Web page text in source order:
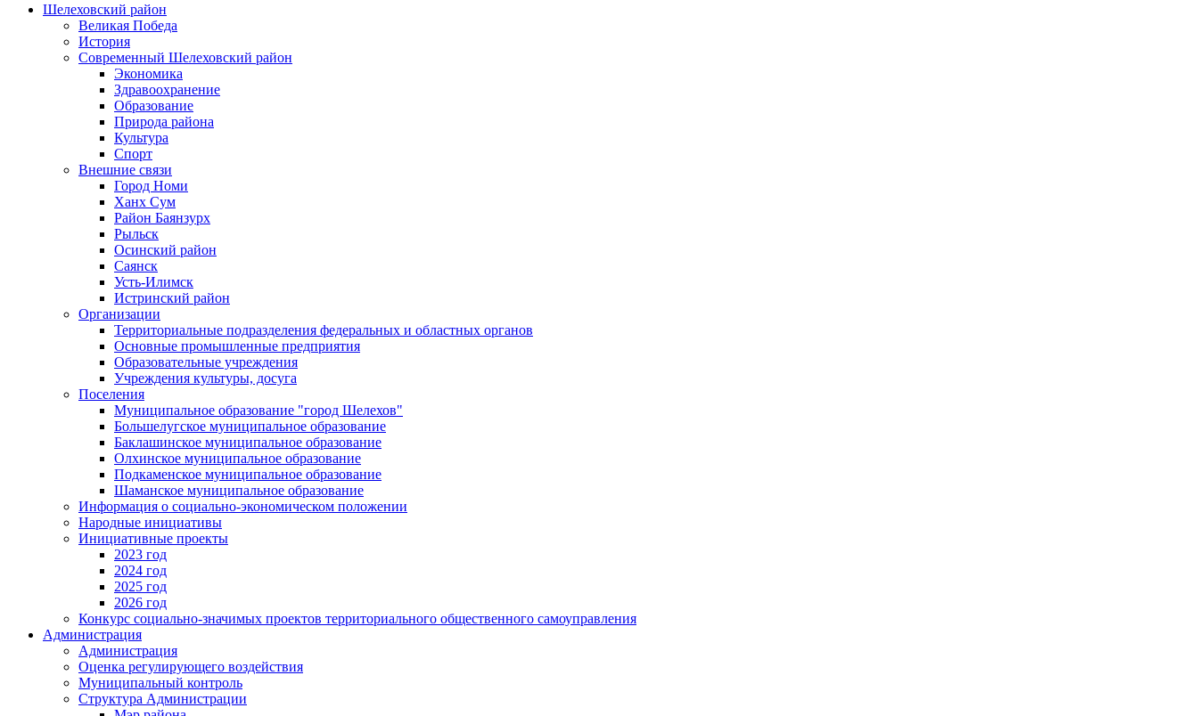
Шелеховский район
Великая Победа
История
Современный Шелеховский район
Экономика
Здравоохранение
Образование
Природа района
Культура
Спорт
Внешние связи
Город Номи
Ханх Сум
Район Баянзурх
Рыльск
Осинский район
Саянск
Усть-Илимск
Истринский район
Организации
Территориальные подразделения федеральных и областных органов
Основные промышленные предприятия
Образовательные учреждения
Учреждения культуры, досуга
Поселения
Муниципальное образование "город Шелехов"
Большелугское муниципальное образование
Баклашинское муниципальное образование
Олхинское муниципальное образование
Подкаменское муниципальное образование
Шаманское муниципальное образование
Информация о социально-экономическом положении
Народные инициативы
Инициативные проекты
2023 год
2024 год
2025 год
2026 год
Конкурс социально-значимых проектов территориального общественного самоуправления
Администрация
Администрация
Оценка регулирующего воздействия
Муниципальный контроль
Структура Администрации